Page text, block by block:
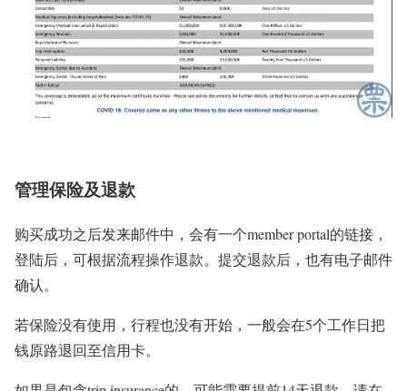
管理保险及退款
购买成功之后发来邮件中，会有一个member portal的链接，
登陆后，可根据流程操作退款。提交退款后，也有电子邮件
确认。
若保险没有使用，行程也没有开始，一般会在5个工作日把
钱原路退回至信用卡。